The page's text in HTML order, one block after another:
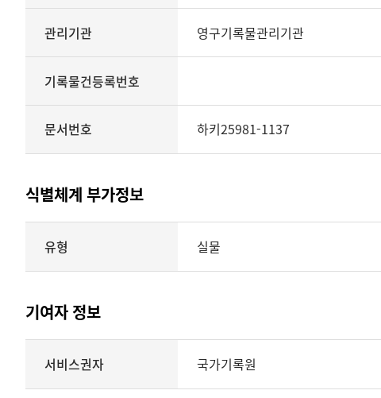
관리기관 영구기록물관리기관
기록물건등록번호
문서번호 하키25981-1137
식별체계 부가정보
부가정보의
유형
표현형태
제공
유형 실물
기여자 정보
기여자
정보를
서비스권자 국가기록원